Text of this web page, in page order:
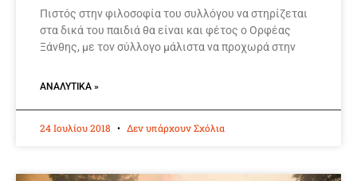
Πιστός στην φιλοσοφία του συλλόγου να στηρίζεται
στα δικά του παιδιά θα είναι και φέτος ο Ορφέας
Ξάνθης, με τον σύλλογο μάλιστα να προχωρά στην
ΑΝΑΛΥΤΙΚΆ »
24 Ιουλίου 2018 Δεν υπάρχουν Σχόλια